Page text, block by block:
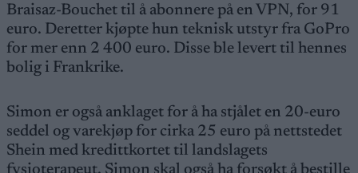
Braisaz-Bouchet til å abonnere på en VPN, for 91
euro. Deretter kjøpte hun teknisk utstyr fra GoPro
for mer enn 2 400 euro. Disse ble levert til hennes
bolig i Frankrike.
Simon er også anklaget for å ha stjålet en 20-euro
seddel og varekjøp for cirka 25 euro på nettstedet
Shein med kredittkortet til landslagets
fysioterapeut. Simon skal også ha forsøkt å bestille